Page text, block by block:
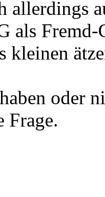
allerdings
als
kleinen
oder
Frage.